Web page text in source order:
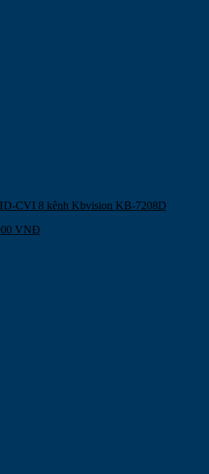
CVI 8 kênh Kbvision KB-7208D
VNĐ